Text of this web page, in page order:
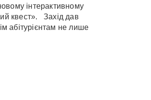
інтерактивному
квест». Захід дав
абітурієнтам не лише